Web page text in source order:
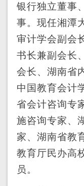
银行独立董事
事。 现任湘潭
审计学会副会
书长兼副会长
会长、 湖南省
中国教育会计
省会计咨询专
施咨询专家、
家、湖南省教
教育厅民办高
员 。